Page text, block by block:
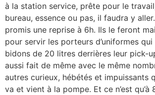
à la station service, prête pour le
bureau, essence ou pas, il faudra y
promis une reprise à 6h. Ils le feront
pour servir les porteurs d’uniformes
bidons de 20 litres derrières leur pick-
aussi fait de même avec le même
autres curieux, hébétés et impuissants
va et vient à la pompe. Et ce n’est qu’à